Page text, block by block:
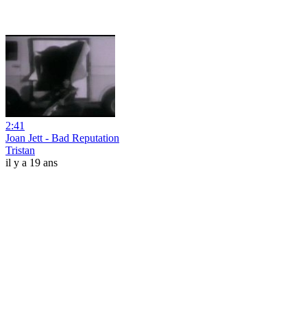
2:41
Joan Jett - Bad Reputation
Tristan
il y a 19 ans